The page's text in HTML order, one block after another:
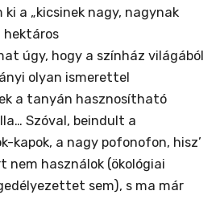
a „kicsinek nagy, nagynak
hektáros
úgy, hogy a színház világából
olyan ismerettel
a tanyán hasznosítható
Szóval, beindult a
kapok, a nagy pofonofon, hisz’
nem használok (ökológiai
sem), s ma már